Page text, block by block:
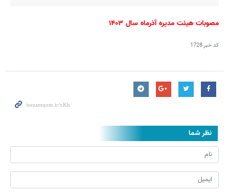
مصوبات هیئت مدیره آذرماه سال ۱۴۰۳
کد خبر1728
نظر شما